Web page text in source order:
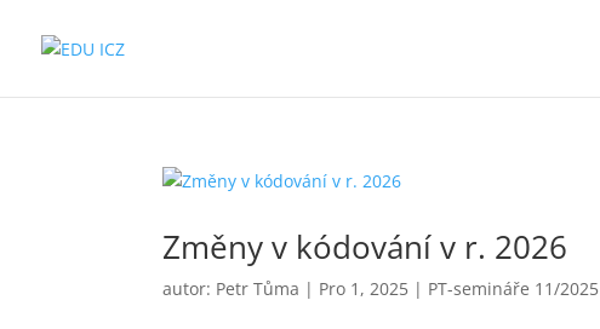
Změny v kódování v r. 2026
autor: Petr Tůma | Pro 1, 2025 | PT-semináře 11/2025